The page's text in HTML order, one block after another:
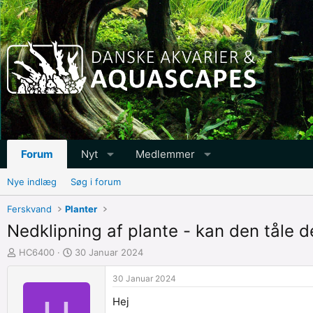
Forum Nyt Medlemmer
Nye indlæg Søg i forum
Ferskvand Planter
Nedklipning af plante - kan den tåle
O
p
e
HC6400
S
t
30 Januar 2024
30 Januar 2024
Hej